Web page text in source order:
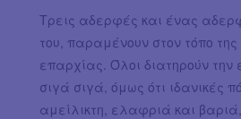
Τρεις αδερφές και ένας
του, παραμένουν στον τόπο
επαρχίας. Όλοι διατηρούν την
σιγά σιγά, όμως ότι ιδανικές
αμείλικτη, ελαφριά και